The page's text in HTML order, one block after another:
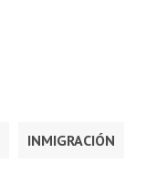
INMIGRACIÓN